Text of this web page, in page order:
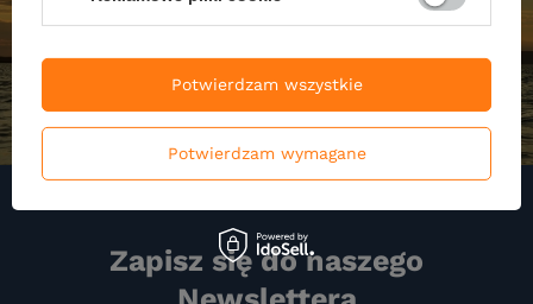
Zapisz się do naszego
Potwierdzam wymagane
Potwierdzam wszystkie